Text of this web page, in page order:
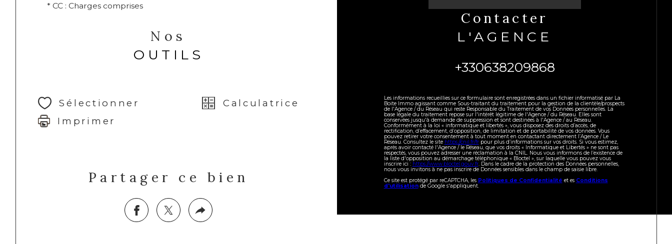
* CC : Charges comprises
Nos
OUTILS
Sélectionner
Calculatrice
Imprimer
Partager ce bien
contacter
L'AGENCE
+330638209868
Les informations recueillies sur ce formulaire sont enregistrées dans un fichier informatisé par La
Boite Immo agissant comme Sous-traitant du traitement pour la gestion de la clientèle/prospects
de l'Agence / du Réseau qui reste Responsable du Traitement de vos Données personnelles. La
base légale du traitement repose sur l'intérêt légitime de l'Agence / du Réseau. Elles sont
conservées jusqu'à demande de suppression et sont destinées à l'Agence / au Réseau.
Conformément à la loi « informatique et libertés », vous disposez des droits d’accès, de
rectification, d’effacement, d’opposition, de limitation et de portabilité de vos données. Vous
pouvez retirer votre consentement à tout moment en contactant directement l’Agence / Le
Réseau. Consultez le site https://cnil.fr/frpour plus d’informations sur vos droits. Si vous estimez,
après avoir contacté l'Agence / le Réseau, que vos droits « Informatique et Libertés » ne sont pas
respectés, vous pouvez adresser une réclamation à la CNIL. Nous vous informons de l’existence de
la liste d'opposition au démarchage téléphonique « Bloctel », sur laquelle vous pouvez vous
inscrire ici : https://www.bloctel.gouv.fr. Dans le cadre de la protection des Données personnelles,
nous vous invitons à ne pas inscrire de Données sensibles dans le champ de saisie libre.
Ce site est protégé par reCAPTCHA, les Politiques de Confidentialité et es Conditions
d'utilisationde Google s'appliquent.